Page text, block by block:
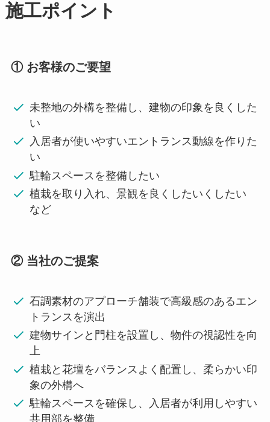
施工ポイント
① お客様のご要望
未整地の外構を整備し、建物の印象を良くした
い
入居者が使いやすいエントランス動線を作りた
い
駐輪スペースを整備したい
植栽を取り入れ、景観を良くしたいくしたい
など
② 当社のご提案
石調素材のアプローチ舗装で高級感のあるエン
トランスを演出
建物サインと門柱を設置し、物件の視認性を向
上
植栽と花壇をバランスよく配置し、柔らかい印
象の外構へ
駐輪スペースを確保し、入居者が利用しやすい
共用部を整備